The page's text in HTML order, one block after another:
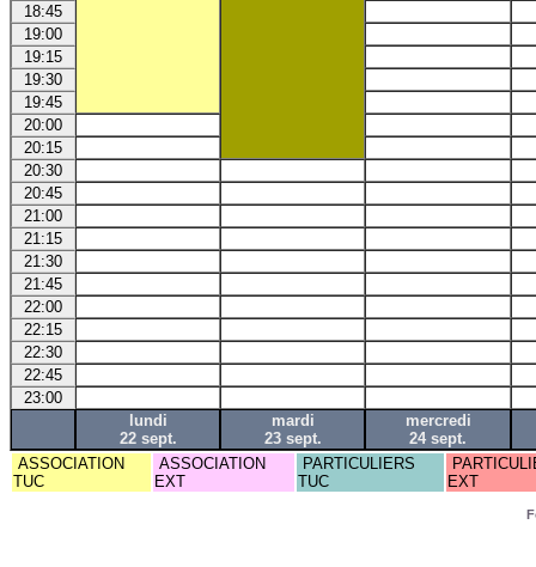
18:45
19:00
19:15
19:30
19:45
20:00
20:15
20:30
20:45
21:00
21:15
21:30
21:45
22:00
22:15
22:30
22:45
23:00
lundi
22 sept.
mardi
23 sept.
mercredi
24 sept.
ASSOCIATION
TUC
ASSOCIATION
EXT
PARTICULIERS
TUC
EXT